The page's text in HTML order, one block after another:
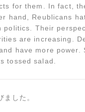
for them. In fact,
hand, Reublicans
politics. Their
are increasing.
have more power.
tossed salad.
した。